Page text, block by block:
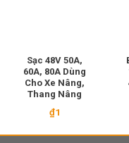
Sạc 48V 50A,
60A, 80A Dùng
Cho Xe Nâng,
Thang Nâng
₫1